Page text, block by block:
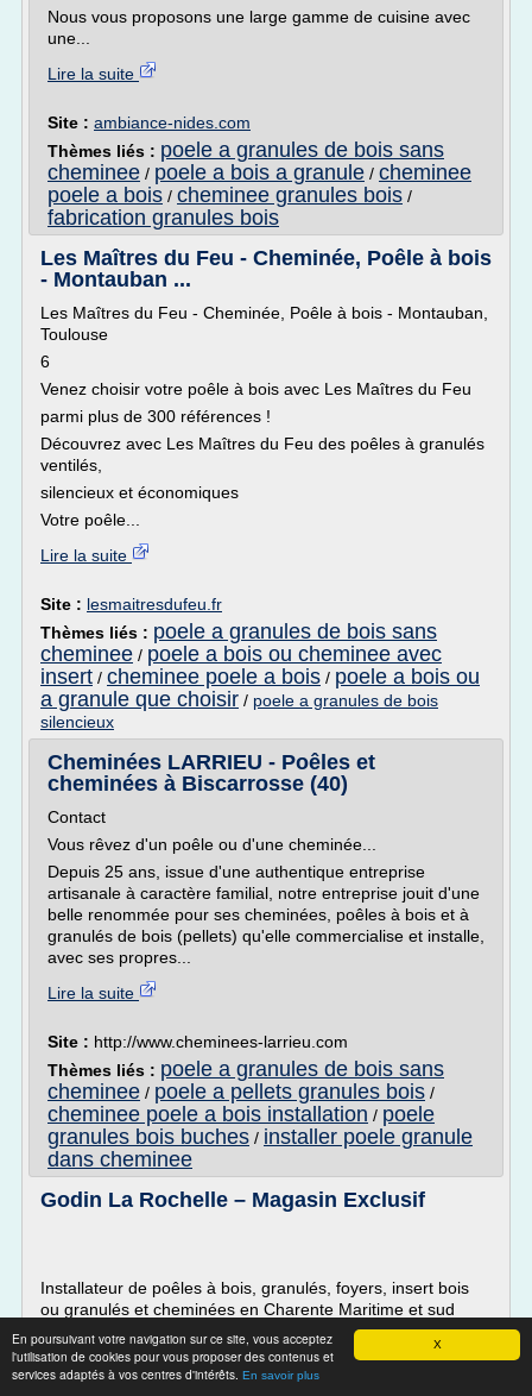
X
En poursuivant votre navigation sur ce site, vous acceptez
l'utilisation de cookies pour vous proposer des contenus et
services adaptés à vos centres d'intérêts. En savoir plus
Nous vous proposons une large gamme de cuisine avec
une...
Lire la suite
Site : ambiance-nides.com
Thèmes liés : poele a granules de bois sans
cheminee / poele a bois a granule / cheminee
poele a bois / cheminee granules bois /
fabrication granules bois
Les Maîtres du Feu - Cheminée, Poêle à bois
- Montauban ...
Les Maîtres du Feu - Cheminée, Poêle à bois - Montauban,
Toulouse
6
Venez choisir votre poêle à bois avec Les Maîtres du Feu
parmi plus de 300 références !
Découvrez avec Les Maîtres du Feu des poêles à granulés
ventilés,
silencieux et économiques
Votre poêle...
Lire la suite
Site : lesmaitresdufeu.fr
Thèmes liés : poele a granules de bois sans
cheminee / poele a bois ou cheminee avec
insert / cheminee poele a bois / poele a bois ou
a granule que choisir / poele a granules de bois
silencieux
Cheminées LARRIEU - Poêles et
cheminées à Biscarrosse (40)
Contact
Vous rêvez d'un poêle ou d'une cheminée...
Depuis 25 ans, issue d'une authentique entreprise
artisanale à caractère familial, notre entreprise jouit d'une
belle renommée pour ses cheminées, poêles à bois et à
granulés de bois (pellets) qu'elle commercialise et installe,
avec ses propres...
Lire la suite
Site : http://www.cheminees-larrieu.com
Thèmes liés : poele a granules de bois sans
cheminee / poele a pellets granules bois /
cheminee poele a bois installation / poele
granules bois buches / installer poele granule
dans cheminee
Godin La Rochelle – Magasin Exclusif
Installateur de poêles à bois, granulés, foyers, insert bois
ou granulés et cheminées en Charente Maritime et sud
L'entreprise ETS BOIZEAU vous accueille à La Rochelle, du